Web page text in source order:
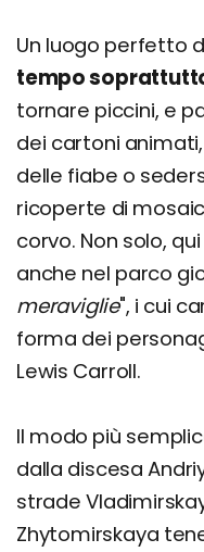
Un luogo perfetto
tempo
tornare piccini, e
dei cartoni
delle fiabe o
ricoperte di
corvo. Non solo,
anche nel parco
meraviglie", i cui
forma dei
Lewis Carroll.
Il modo più
dalla discesa
strade
Zhytomirskaya